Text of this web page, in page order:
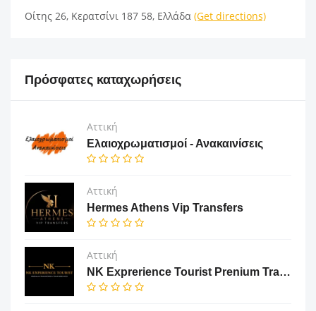
Οίτης 26, Κερατσίνι 187 58, Ελλάδα (Get directions)
Πρόσφατες καταχωρήσεις
Αττική
Ελαιοχρωματισμοί - Ανακαινίσεις
Αττική
Hermes Athens Vip Transfers
Αττική
NK Exprerience Tourist Prenium Transfers & Tours